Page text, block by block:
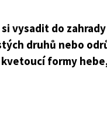
vysadit do
druhů nebo
formy